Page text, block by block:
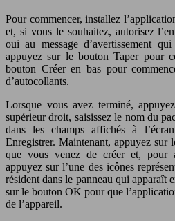
Pour commencer, installez
et, si vous le souhaitez, autorisez
oui au message d’avertissement
appuyez sur le bouton Taper pour
bouton Créer en bas pour
d’autocollants.
Lorsque vous avez terminé,
supérieur droit, saisissez le nom du
dans les champs affichés à
Enregistrer. Maintenant, appuyez sur
que vous venez de créer et, pour
appuyez sur l’une des icônes
résident dans le panneau qui apparaît
sur le bouton OK pour que
de l’appareil.